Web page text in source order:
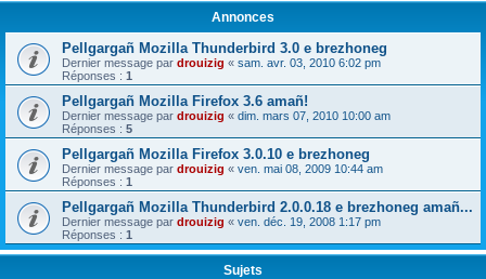
Annonces
Pellgargañ Mozilla Thunderbird 3.0 e brezhoneg
Dernier message par drouizig « sam. avr. 03, 2010 6:02 pm
Réponses : 1
Pellgargañ Mozilla Firefox 3.6 amañ!
Dernier message par drouizig « dim. mars 07, 2010 10:00 am
Réponses : 5
Pellgargañ Mozilla Firefox 3.0.10 e brezhoneg
Dernier message par drouizig « ven. mai 08, 2009 10:44 am
Réponses : 1
Pellgargañ Mozilla Thunderbird 2.0.0.18 e brezhoneg amañ...
Dernier message par drouizig « ven. déc. 19, 2008 1:17 pm
Réponses : 1
Sujets